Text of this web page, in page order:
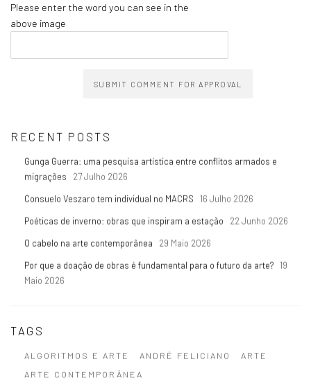
Please enter the word you can see in the
above image
SUBMIT COMMENT FOR APPROVAL
RECENT POSTS
Gunga Guerra: uma pesquisa artística entre conflitos armados e
migrações
27 Julho 2026
Consuelo Veszaro tem individual no MACRS
16 Julho 2026
Poéticas de inverno: obras que inspiram a estação
22 Junho 2026
O cabelo na arte contemporânea
29 Maio 2026
Por que a doação de obras é fundamental para o futuro da arte? 19
Maio 2026
TAGS
ALGORITMOS E ARTE ANDRÉ FELICIANO
ARTE
ARTE CONTEMPORÂNEA